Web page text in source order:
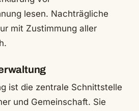
lesen. Nachträgliche
mit Zustimmung aller
ist die zentrale Schnittstelle
und Gemeinschaft. Sie